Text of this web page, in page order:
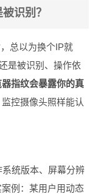
识别？
总以为换个IP就
是被识别、操作依
指纹会暴露你的真
控摄像头照样能认
统版本、屏幕分辨
例：某用户用动态